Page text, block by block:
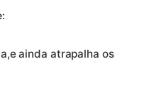
ainda atrapalha os